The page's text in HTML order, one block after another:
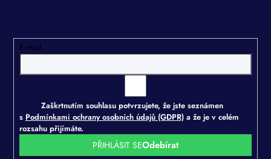
E-mail
Zaškrtnutím souhlasu potvrzujete, že jste seznámen
s Podmínkami ochrany osobních údajů (GDPR)a že je v celém
rozsahu přijímáte.
PŘIHLÁSIT SE